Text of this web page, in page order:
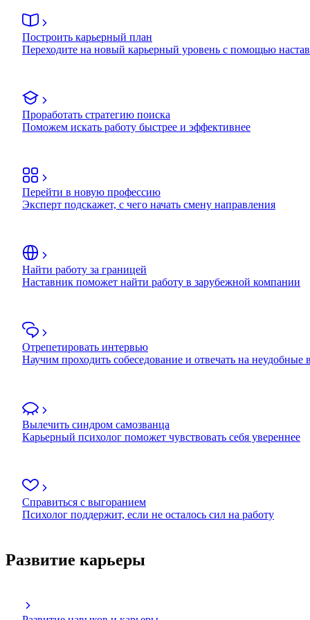
Построить карьерный план
Переходите на новый карьерный уровень с помощью
Проработать стратегию поиска
Поможем искать работу быстрее и эффективнее
Перейти в новую профессию
Эксперт подскажет, с чего начать смену направления
Найти работу за границей
Наставник поможет найти работу в зарубежной компании
Отрепетировать интервью
Научим проходить собеседование и отвечать на неудобные
Вылечить синдром самозванца
Карьерный психолог поможет чувствовать себя увереннее
Справиться с выгоранием
Психолог поддержит, если не осталось сил на работу
Развитие карьеры